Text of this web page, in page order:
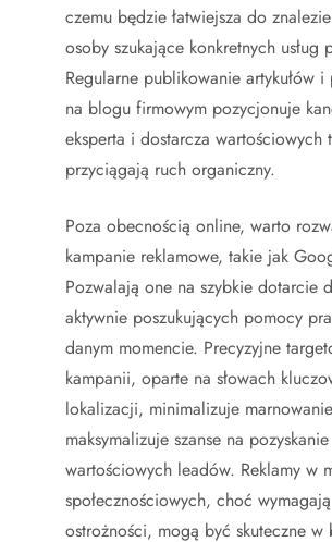
czemu będzie łatwiejsza do
osoby szukające konkretnych usług
Regularne publikowanie artykułów
na blogu firmowym pozycjonuje
eksperta i dostarcza wartościowych
przyciągają ruch organiczny.
Poza obecnością online, warto
kampanie reklamowe, takie jak
Pozwalają one na szybkie dotarcie
aktywnie poszukujących pomocy
danym momencie. Precyzyjne
kampanii, oparte na słowach
lokalizacji, minimalizuje
maksymalizuje szanse na pozyskanie
wartościowych leadów. Reklamy w
społecznościowych, choć wymagają
ostrożności, mogą być skuteczne w